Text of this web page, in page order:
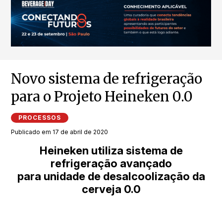
Novo sistema de refrigeração
para o Projeto Heineken 0.0
PROCESSOS
Publicado em 17 de abril de 2020
Heineken utiliza sistema de
refrigeração avançado
para unidade de desalcoolização da
cerveja 0.0